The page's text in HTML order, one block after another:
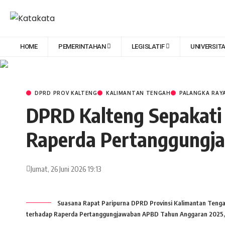
HOME PEMERINTAHAN LEGISLATIF
DPRD PROV KALTENG KALIMANTAN TENGAH PALANGKA
DPRD Kalteng
Raperda
Jumat, 26 Juni 2026 19:13
Suasana Rapat Paripurna DPRD Provinsi Kalimantan
terhadap Raperda Pertanggungjawaban APBD Tahun Anggaran